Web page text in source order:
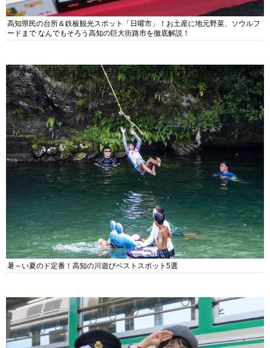
高知県民の台所＆鉄板観光スポット「日曜市」！お土産に地元野菜、ソウルフ
ードまで なんでもそろう高知の巨大街路市を徹底解説！
暑～い夏のド定番！高知の川遊びベストスポット5選